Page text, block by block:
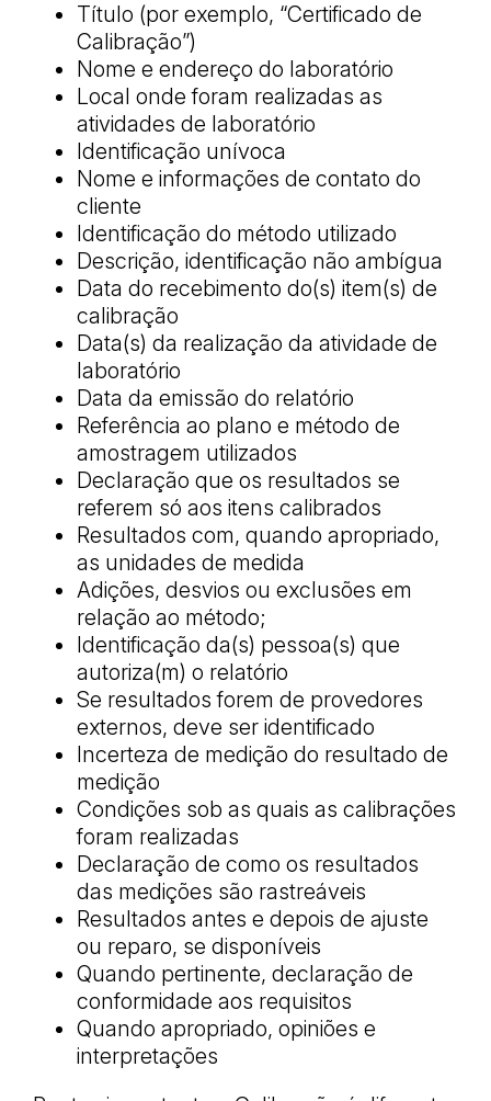
Título (por exemplo, “Certificado de
Calibração”)
Nome e endereço do laboratório
Local onde foram realizadas as
atividades de laboratório
Identificação unívoca
Nome e informações de contato do
cliente
Identificação do método utilizado
Descrição, identificação não ambígua
Data do recebimento do(s) item(s) de
calibração
Data(s) da realização da atividade de
laboratório
Data da emissão do relatório
Referência ao plano e método de
amostragem utilizados
Declaração que os resultados se
referem só aos itens calibrados
Resultados com, quando apropriado,
as unidades de medida
Adições, desvios ou exclusões em
relação ao método;
Identificação da(s) pessoa(s) que
autoriza(m) o relatório
Se resultados forem de provedores
externos, deve ser identificado
Incerteza de medição do resultado de
medição
Condições sob as quais as calibrações
foram realizadas
Declaração de como os resultados
das medições são rastreáveis
Resultados antes e depois de ajuste
ou reparo, se disponíveis
Quando pertinente, declaração de
conformidade aos requisitos
Quando apropriado, opiniões e
interpretações